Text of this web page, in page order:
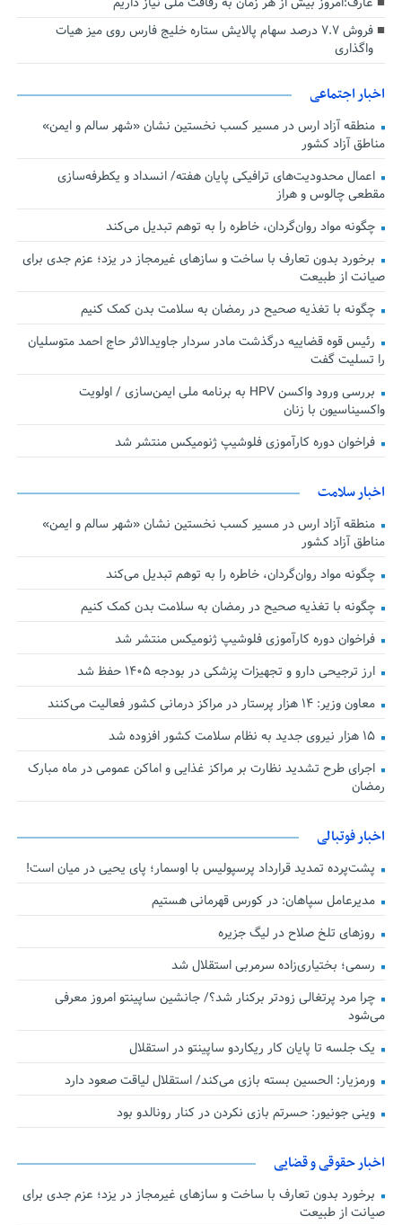
فروش ۷.۷ درصد سهام پالایش ستاره خلیج فارس روی میز هیات
واگذاری
اخبار اجتماعی
منطقه آزاد ارس در مسیر کسب نخستین نشان «شهر سالم و ایمن»
مناطق آزاد کشور
اعمال محدودیت‌های ترافیکی پایان هفته/ انسداد و یکطرفه‌سازی
مقطعی چالوس و هراز
چگونه مواد روان‌گردان، خاطره را به توهم تبدیل می‌کند
برخورد بدون تعارف با ساخت‌ و سازهای غیرمجاز در یزد؛ عزم جدی برای
صیانت از طبیعت
چگونه با تغذیه صحیح در رمضان به سلامت بدن کمک کنیم
رئیس قوه قضاییه درگذشت مادر سردار جاویدالاثر حاج احمد متوسلیان
را تسلیت گفت
بررسی ورود واکسن HPV به برنامه ملی ایمن‌سازی / اولویت
واکسیناسیون با زنان
فراخوان دوره کارآموزی فلوشیپ ژنومیکس منتشر شد
اخبار سلامت
منطقه آزاد ارس در مسیر کسب نخستین نشان «شهر سالم و ایمن»
مناطق آزاد کشور
چگونه مواد روان‌گردان، خاطره را به توهم تبدیل می‌کند
چگونه با تغذیه صحیح در رمضان به سلامت بدن کمک کنیم
فراخوان دوره کارآموزی فلوشیپ ژنومیکس منتشر شد
ارز ترجیحی دارو و تجهیزات پزشکی در بودجه ۱۴۰۵ حفظ شد
معاون وزیر: ۱۴ هزار پرستار در مراکز درمانی کشور فعالیت می‌کنند
۱۵ هزار نیروی جدید به نظام سلامت کشور افزوده شد
اجرای طرح تشدید نظارت بر مراکز غذایی و اماکن عمومی در ماه مبارک
رمضان
اخبار فوتبالی
پشت‌پرده تمدید قرارداد پرسپولیس با اوسمار؛ پای یحیی در میان است!
مدیرعامل سپاهان: در کورس قهرمانی هستیم
روزهای تلخ صلاح در لیگ جزیره
رسمی؛ بختیاری‌زاده سرمربی استقلال شد
چرا مرد پرتغالی زودتر برکنار شد؟/ جانشین ساپینتو امروز معرفی
می‌شود
یک جلسه تا پایان کار ریکاردو ساپینتو در استقلال
ورمزیار: الحسین بسته بازی می‌کند/ استقلال لیاقت صعود دارد
وینی جونیور: حسرتم بازی نکردن در کنار رونالدو بود
اخبار حقوقی و قضایی
برخورد بدون تعارف با ساخت‌ و سازهای غیرمجاز در یزد؛ عزم جدی برای
صیانت از طبیعت